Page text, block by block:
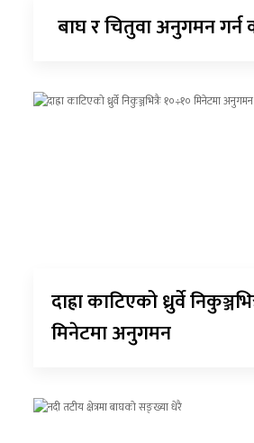
बाघ र चितुवा अनुगमन गर्न
दाह्रा काटिएको ध्रुर्वे
मिनेटमा अनुगमन